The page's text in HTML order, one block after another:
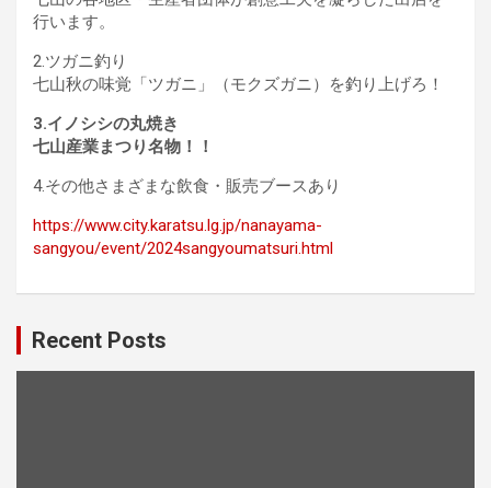
行います。
2.ツガニ釣り
七山秋の味覚「ツガニ」（モクズガニ）を釣り上げろ！
3.イノシシの丸焼き
七山産業まつり名物！！
4.その他さまざまな飲食・販売ブースあり
https://www.city.karatsu.lg.jp/nanayama-
sangyou/event/2024sangyoumatsuri.html
Recent Posts